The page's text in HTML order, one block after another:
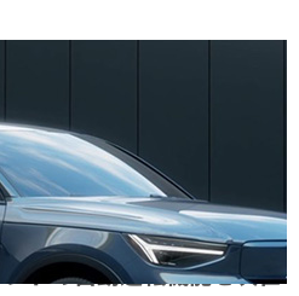
ドの自動運転機能を次世